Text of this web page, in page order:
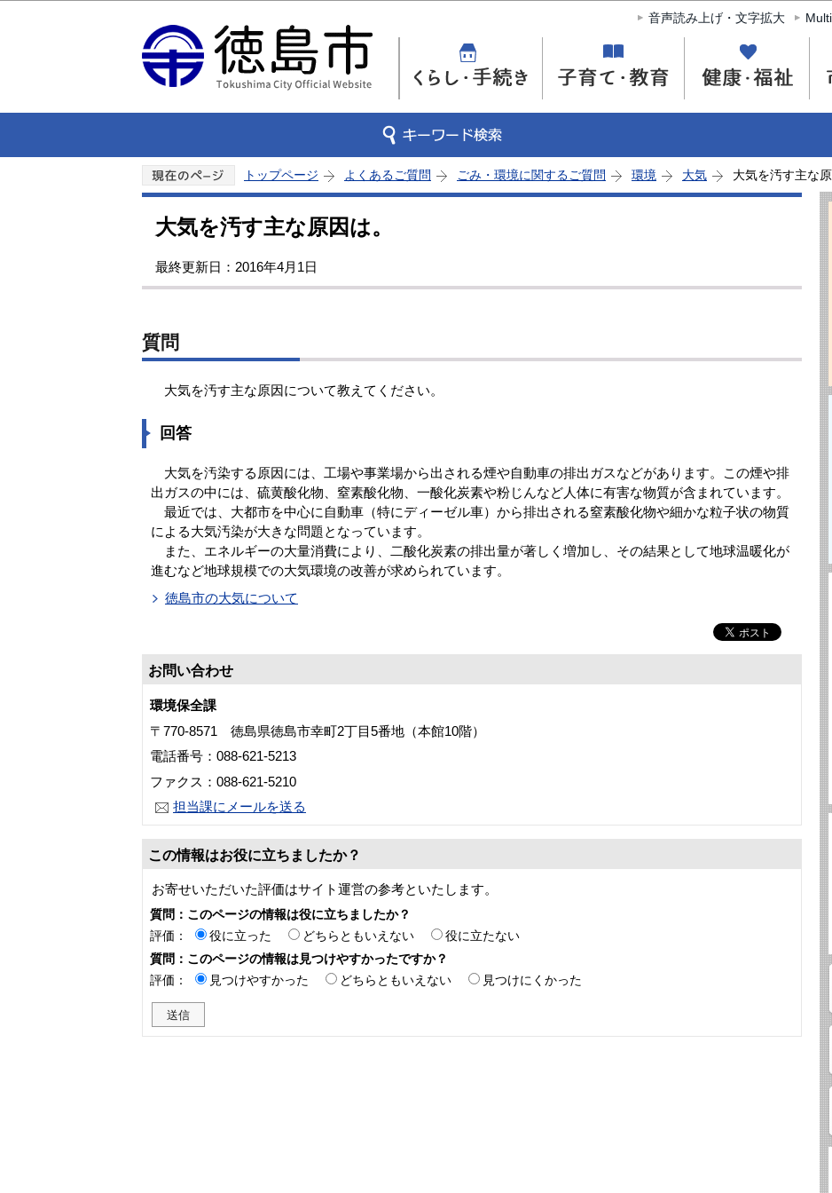
このページの本文へ移動
音声読み上げ・文字拡大
トップページ よくあるご質問 ごみ・環境に関するご質問 環境 大気 大気を汚す主な原
大気を汚す主な原因は。
最終更新日：2016年4月1日
質問
大気を汚す主な原因について教えてください。
回答
大気を汚染する原因には、工場や事業場から出される煙や自動車の排出ガスなどがあります。この煙や排
出ガスの中には、硫黄酸化物、窒素酸化物、一酸化炭素や粉じんなど人体に有害な物質が含まれています。
最近では、大都市を中心に自動車（特にディーゼル車）から排出される窒素酸化物や細かな粒子状の物質
による大気汚染が大きな問題となっています。
また、エネルギーの大量消費により、二酸化炭素の排出量が著しく増加し、その結果として地球温暖化が
進むなど地球規模での大気環境の改善が求められています。
徳島市の大気について
お問い合わせ
環境保全課
〒770-8571 徳島県徳島市幸町2丁目5番地（本館10階）
電話番号：088-621-5213
ファクス：088-621-5210
担当課にメールを送る
この情報はお役に立ちましたか？
お寄せいただいた評価はサイト運営の参考といたします。
質問：このページの情報は役に立ちましたか？
評価：
役に立った どちらともいえない
役に立たない
質問：このページの情報は見つけやすかったですか？
評価：
見つけやすかった どちらともいえない 見つけにくかった